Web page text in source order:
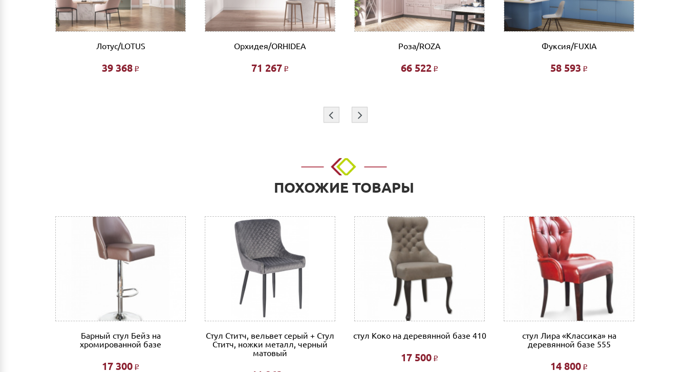
Самовывоз из г.Нижнего Новгорода. (Склад: ул.Тимирязева д.15, Офис: ул. Невзоровых, д.64, корп.1)
Доставка до адреса: Индивидуальный расчет
До транспортной компании: 700 руб. Мы работаем такими транспортными компаниями как: ПЭК, СДЭК, Деловые линии. Оплата услуг транспортной
Подъем мебели до первого этажа или любого этажа при наличии исправного лифта 400 руб., подъем без лифта 200 руб/этаж.
⇦
Лотус/LOTUS
39 368 Р
Орхидея/ORHIDEA
71 267 Р
Роза/ROZA
66 522 Р
Фуксия/FUXIA
58 593 Р
⇨
ПОХОЖИЕ ТОВАРЫ
Барный стул Бейз на
хромированной базе
17 300 Р
Стул Ститч, вельвет серый + Стул
Ститч, ножки металл, черный
матовый
стул Коко на деревянной базе 410
17 500 Р
стул Лира «Классика» на
деревянной базе 555
14 800 Р